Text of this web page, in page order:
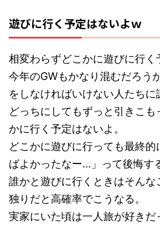
遊びに行く予定はないよｗ
相変わらずどこかに遊びに行く
今年のGWもかなり混むだろう
をしなければいけない人たちに
どっちにしてもずっと引きこも
かに行く予定はないよ。
どこかに遊びに行っても最終
ばよかったなー…」って後悔す
誰かと遊びに行くときはそんな
独りだと高確率でこうなる。
実家にいた頃は一人旅が好きだ